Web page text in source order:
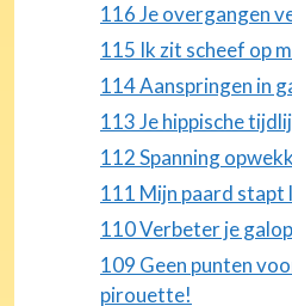
116 Je overgangen
115 Ik zit scheef op
114 Aanspringen in
113 Je hippische
112 Spanning
111 Mijn paard stapt
110 Verbeter je
109 Geen punten
pirouette!